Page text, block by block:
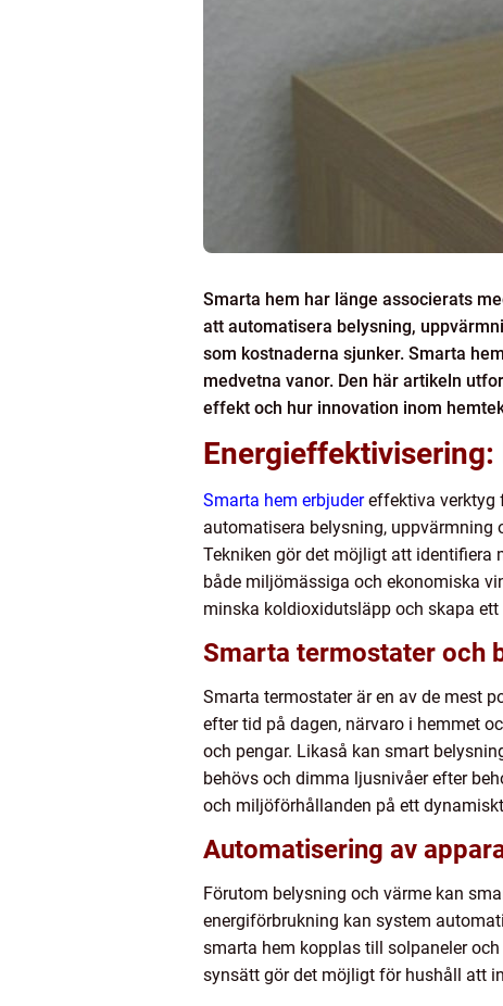
Smarta hem har länge associerats
att automatisera belysning,
som kostnaderna sjunker. Smarta
medvetna vanor. Den här artikeln
effekt och hur innovation inom
Smarta hem erbjudereffektiva verktyg
automatisera belysning,
Tekniken gör det möjligt att identifiera
både miljömässiga och ekonomiska
minska koldioxidutsläpp och skapa
Smarta termostater och
Smarta termostater är en av de mest
efter tid på dagen, närvaro i hemmet
och pengar. Likaså kan smart
behövs och dimma ljusnivåer efter
och miljöförhållanden på ett
Automatisering av
Förutom belysning och värme kan
energiförbrukning kan system
smarta hem kopplas till solpaneler
synsätt gör det möjligt för hushåll att